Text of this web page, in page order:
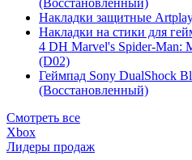
(Восстановленный)
Накладки защитные
Накладки на стики для
4 DH Marvel's Spider-Man:
(D02)
Геймпад Sony DualShock
(Восстановленный)
Смотреть все
Xbox
Лидеры продаж